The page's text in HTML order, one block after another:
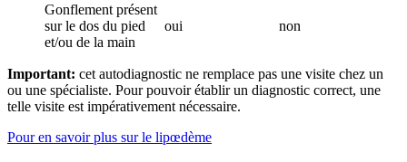
Gonflement présent
sur le dos du pied
et/ou de la main
oui non
Important: cet autodiagnostic ne remplace pas une visite chez un
ou une spécialiste. Pour pouvoir établir un diagnostic correct, une
telle visite est impérativement nécessaire.
Pour en savoir plus sur le lipœdème